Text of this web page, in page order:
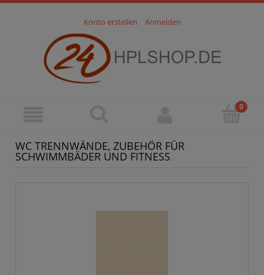
Konto erstellen Anmelden
WC TRENNWÄNDE, ZUBEHÖR FÜR
SCHWIMMBÄDER UND FITNESS